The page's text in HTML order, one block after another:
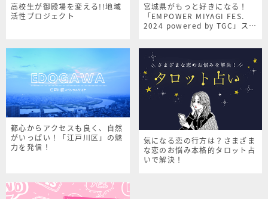
高校生が御殿場を変える!!地域
活性プロジェクト
宮城県がもっと好きになる！
「EMPOWER MIYAGI FES.
2024 powered by TGC」スペ
都心からアクセスも良く、自然
がいっぱい！「江戸川区」の魅
力を発信！
気になる恋の行方は？さまざま
な恋のお悩み本格的タロット占
いで解決！